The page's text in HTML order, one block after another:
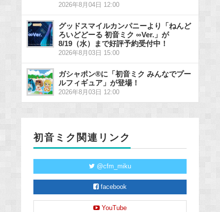
2026年8月04日 12:00
グッドスマイルカンパニーより「ねんど
ろいどどーる 初音ミク ∞Ver.」が
8/19（水）まで好評予約受付中！
2026年8月03日 15:00
ガシャポン®に「初音ミク みんなでプー
ルフィギュア」が登場！
2026年8月03日 12:00
初音ミク関連リンク
@cfm_miku
facebook
YouTube